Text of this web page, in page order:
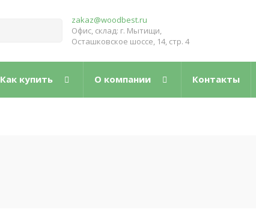
zakaz@woodbest.ru
Офис, склад: г. Мытищи,
Осташковское шоссе, 14, стр. 4
Как купить О компании Контакты